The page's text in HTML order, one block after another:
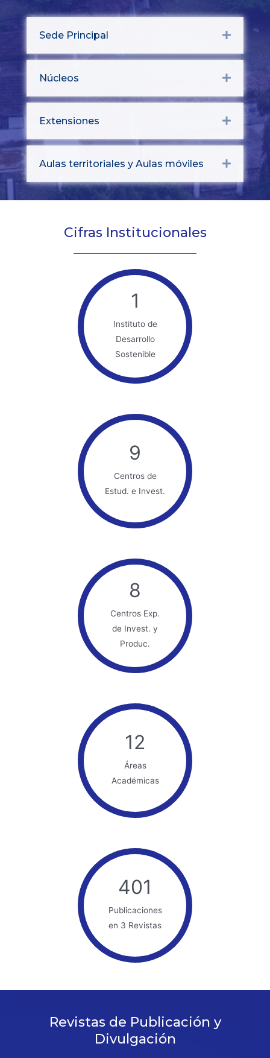
Sede Principal Expand
Núcleos Expand
Extensiones Expand
Aulas territoriales y Aulas móviles Expand
Cifras Institucionales
1
Instituto de
Desarrollo
Sostenible
9
Centros de
Estud. e Invest.
8
Centros Exp.
de Invest. y
Produc.
12
Áreas
Académicas
401
Publicaciones
en 3 Revistas
Revistas de Publicación y
Divulgación